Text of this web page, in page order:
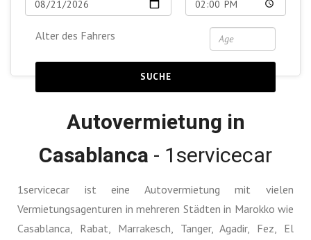
Alter des Fahrers
SUCHE
Autovermietung in
Casablanca - 1servicecar
1servicecar ist eine Autovermietung mit vielen
Vermietungsagenturen in mehreren Städten in Marokko wie
Casablanca, Rabat, Marrakesch, Tanger, Agadir, Fez, El